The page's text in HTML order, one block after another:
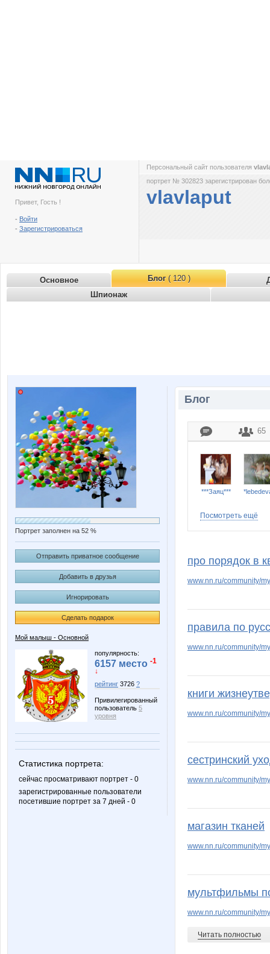
Привет, Гость !
- Войти
- Зарегистрироваться
Персональный сайт пользователя
портрет № 302823 зарегистрирован
vlavlaput
Основное Блог( 120 )
Шпионаж
Портрет заполнен на 52 %
Отправить приватное сообщение
Добавить в друзья
Игнорировать
Сделать подарок
Мой малыш - Основной
популярность:
6157 место -1
↓
рейтинг 3726 ?
Привилегированный
пользователь 5
уровня
Статистика портрета:
сейчас просматривают портрет - 0
зарегистрированные пользователи
посетившие портрет за 7 дней - 0
Блог
65
***Заяц***
anniiss azaliya
крем
Посмотреть ещё
про порядок в
www.nn.ru/community/
правила по
www.nn.ru/community/
книги
www.nn.ru/community/
сестринский
www.nn.ru/community/
магазин тканей
www.nn.ru/community/
мультфильмы
www.nn.ru/community/
Читать полностью